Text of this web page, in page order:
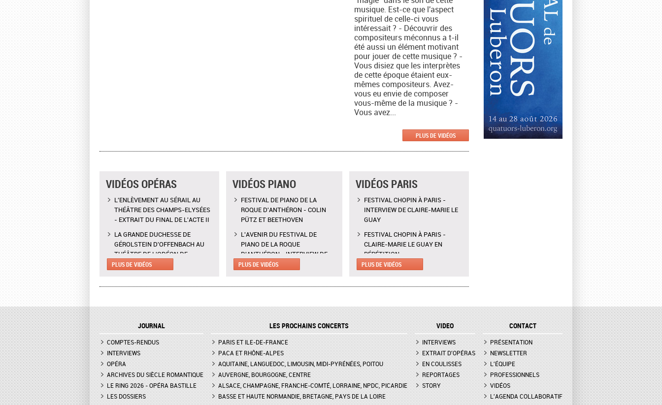
musique. Est-ce que l'aspect
spirituel de celle-ci vous
intéressait ? - Découvrir des
compositeurs méconnus a t-il
été aussi un élément motivant
pour jouer de cette musique ? -
Vous disiez que les interprètes
de cette époque étaient eux-
mêmes compositeurs. Avez-
vous eu envie de composer
vous-même de la musique ? -
Vous avez...
PLUS DE VIDÉOS
VIDÉOS OPÉRAS
L'ENLÈVEMENT AU SÉRAIL AU
THÉÂTRE DES CHAMPS-ELYSÉES
- EXTRAIT DU FINAL DE L'ACTE II
LA GRANDE DUCHESSE DE
GÉROLSTEIN D'OFFENBACH AU
THÉÂTRE DE L'ODÉON DE
MARSEILLE - EXTRAIT DE "AH !
L'ENLÈVEMENT AU SÉRAIL AU
- INTERVIEW DE MANON
LA GRANDE DUCHESSE DE
GÉROLSTEIN D'OFFENBACH AU
THÉÂTRE DE L'ODÉON DE
MARSEILLE - INTERVIEW D'YVES
COUDRAY, METTEUR EN SCÈN
DON GIOVANNI À L'OPÉRA DE
MONTPELLIER - EXTRAIT DE
PLUS DE VIDÉOS
VIDÉOS PIANO
FESTIVAL DE PIANO DE LA
ROQUE D'ANTHÉRON - COLIN
PÜTZ ET BEETHOVEN
L'AVENIR DU FESTIVAL DE
PIANO DE LA ROQUE
D'ANTHÉRON - INTERVIEW DE
CLAIRE DÉSERT, CO-
MARTINA MEOLA REMPLACE AU
BUNIATISHVILI AU FESTIVAL DE
D'ANTHÉRON
FESTIVAL DE PIANO DE LA
ROQUE D'ANTHÉON - LE RITUEL
DE LA PRÉSENTATION DES
PIANOS
FESTIVAL CHOPIN À PARIS -
INTERVIEW DE CLAIRE-MARIE LE
PLUS DE VIDÉOS
VIDÉOS PARIS
FESTIVAL CHOPIN À PARIS -
INTERVIEW DE CLAIRE-MARIE LE
GUAY
FESTIVAL CHOPIN À PARIS -
CLAIRE-MARIE LE GUAY EN
RÉPÉTITION
CALDER PIECE D'EARLE BROWN À
INTERVIEWS DE ADÉLAÏDE
EMMANUEL JACQUET,
CALDER PIECE À LA FONDATION
VUITTON - EXTRAIT PAR
ADÉLAÏDE FERRIÈRE, VANESSA
PORTER, EMMANUEL JACQUET,
RODOLPHE THÉRY
FESTIVAL CHOPIN À PARIS -
EXTRAIT DU SCHERZO N°2 DE
PLUS DE VIDÉOS
JOURNAL
COMPTES-RENDUS
INTERVIEWS
OPÉRA
ARCHIVES DU SIÈCLE ROMANTIQUE
LE RING 2026 - OPÉRA BASTILLE
LES DOSSIERS
LES PROCHAINS CONCERTS
PARIS ET ILE-DE-FRANCE
PACA ET RHÔNE-ALPES
AQUITAINE, LANGUEDOC, LIMOUSIN, MIDI-PYRÉNÉES, POITOU
AUVERGNE, BOURGOGNE, CENTRE
ALSACE, CHAMPAGNE, FRANCHE-COMTÉ, LORRAINE, NPDC, PICARDIE
BASSE ET HAUTE NORMANDIE, BRETAGNE, PAYS DE LA LOIRE
VIDEO
INTERVIEWS
EXTRAIT D'OPÉRAS
EN COULISSES
REPORTAGES
STORY
CONTACT
PRÉSENTATION
NEWSLETTER
L'ÉQUIPE
PROFESSIONNELS
VIDÉOS
L'AGENDA COLLABORATIF